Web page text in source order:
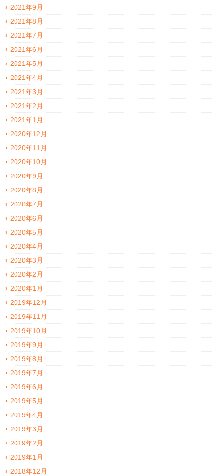
2021年9月
2021年8月
2021年7月
2021年6月
2021年5月
2021年4月
2021年3月
2021年2月
2021年1月
2020年12月
2020年11月
2020年10月
2020年9月
2020年8月
2020年7月
2020年6月
2020年5月
2020年4月
2020年3月
2020年2月
2020年1月
2019年12月
2019年11月
2019年10月
2019年9月
2019年8月
2019年7月
2019年6月
2019年5月
2019年4月
2019年3月
2019年2月
2019年1月
2018年12月